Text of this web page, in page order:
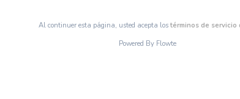
Al continuer esta página, usted acepta lostérminos de servicio
Powered By Flowte